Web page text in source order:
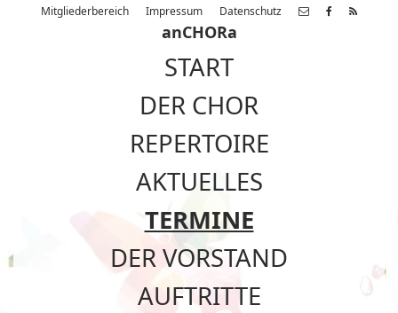
Mitgliederbereich Impressum Datenschutz
anCHORa
START
DER CHOR
REPERTOIRE
AKTUELLES
TERMINE
DER VORSTAND
AUFTRITTE